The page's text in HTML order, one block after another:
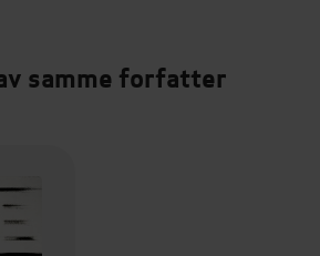
samme forfatter